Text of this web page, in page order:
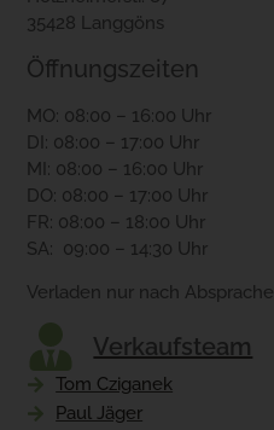
35428 Langgöns
Öffnungszeiten
MO: 08:00 – 16:00 Uhr
DI: 08:00 – 17:00 Uhr
MI: 08:00 – 16:00 Uhr
DO: 08:00 – 17:00 Uhr
FR: 08:00 – 18:00 Uhr
SA: 09:00 – 14:30 Uhr
Verladen nur nach Absprache
Verkaufsteam
Tom Cziganek
Paul Jäger